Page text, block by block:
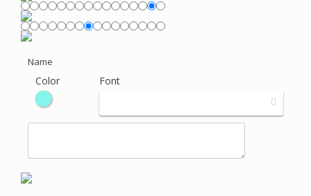
Name
Color Font